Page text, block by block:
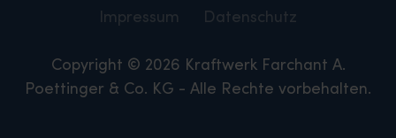
Impressum Datenschutz
Copyright © 2026 Kraftwerk Farchant A.
Poettinger & Co. KG - Alle Rechte vorbehalten.